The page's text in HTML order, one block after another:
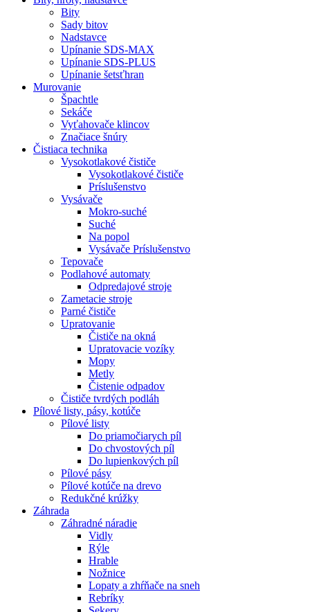
Bity
Sady bitov
Nadstavce
Upínanie SDS-MAX
Upínanie SDS-PLUS
Upínanie šetsťhran
Murovanie
Špachtle
Sekáče
Vyťahovače klincov
Značiace šnúry
Čistiaca technika
Vysokotlakové čističe
Vysokotlakové čističe
Príslušenstvo
Vysávače
Mokro-suché
Suché
Na popol
Vysávače Príslušenstvo
Tepovače
Podlahové automaty
Odpredajové stroje
Zametacie stroje
Parné čističe
Upratovanie
Čističe na okná
Upratovacie vozíky
Mopy
Metly
Čistenie odpadov
Čističe tvrdých podláh
Pílové listy, pásy, kotúče
Pílové listy
Do priamočiarych píl
Do chvostových píl
Do lupienkových píl
Pílové pásy
Pílové kotúče na drevo
Redukčné krúžky
Záhrada
Záhradné náradie
Vidly
Rýle
Hrable
Nožnice
Lopaty a zhŕňače na sneh
Rebríky